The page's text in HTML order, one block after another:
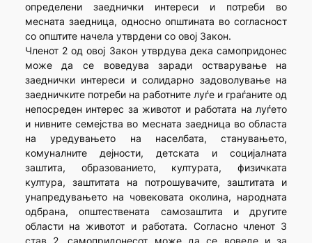
определени заеднички интереси и потреби во
месната заедница, односно општината во согласност
со општите начела утврдени со овој Закон.
Членот 2 од овој Закон утврдува дека самопридонес
може да се воведува заради остварување на
заеднички интереси и солидарно задоволување на
заедничките потреби на работните луѓе и граѓаните од
непосреден интерес за животот и работата на луѓето
и нивните семејства во месната заедница во областа
на уредувањето на населбата, станувањето,
комуналните дејности, детската и социјалната
заштита, образованието, културата, физичката
култура, заштитата на потрошувачите, заштитата и
унапредувањето на човековата околина, народната
одбрана, општествената самозаштита и другите
области на животот и работата. Согласно членот 3